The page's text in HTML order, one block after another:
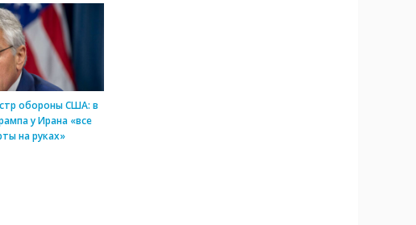
обороны США: в
у Ирана «все
на руках»